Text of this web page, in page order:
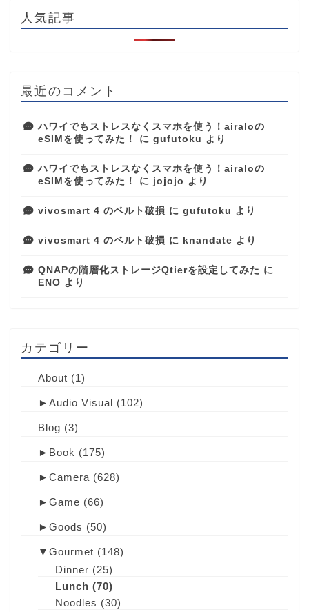
人気記事
最近のコメント
ハワイでもストレスなくスマホを使う！airaloの
eSIMを使ってみた！
に gufutoku より
ハワイでもストレスなくスマホを使う！airaloの
eSIMを使ってみた！
に jojojo より
vivosmart 4 のベルト破損 に gufutoku より
vivosmart 4 のベルト破損 に knandate より
QNAPの階層化ストレージQtierを設定してみた に
ENO より
カテゴリー
About (1)
► Audio Visual (102)
Blog (3)
► Book (175)
► Camera (628)
► Game (66)
► Goods (50)
▼ Gourmet (148)
Dinner (25)
Lunch (70)
Noodles (30)